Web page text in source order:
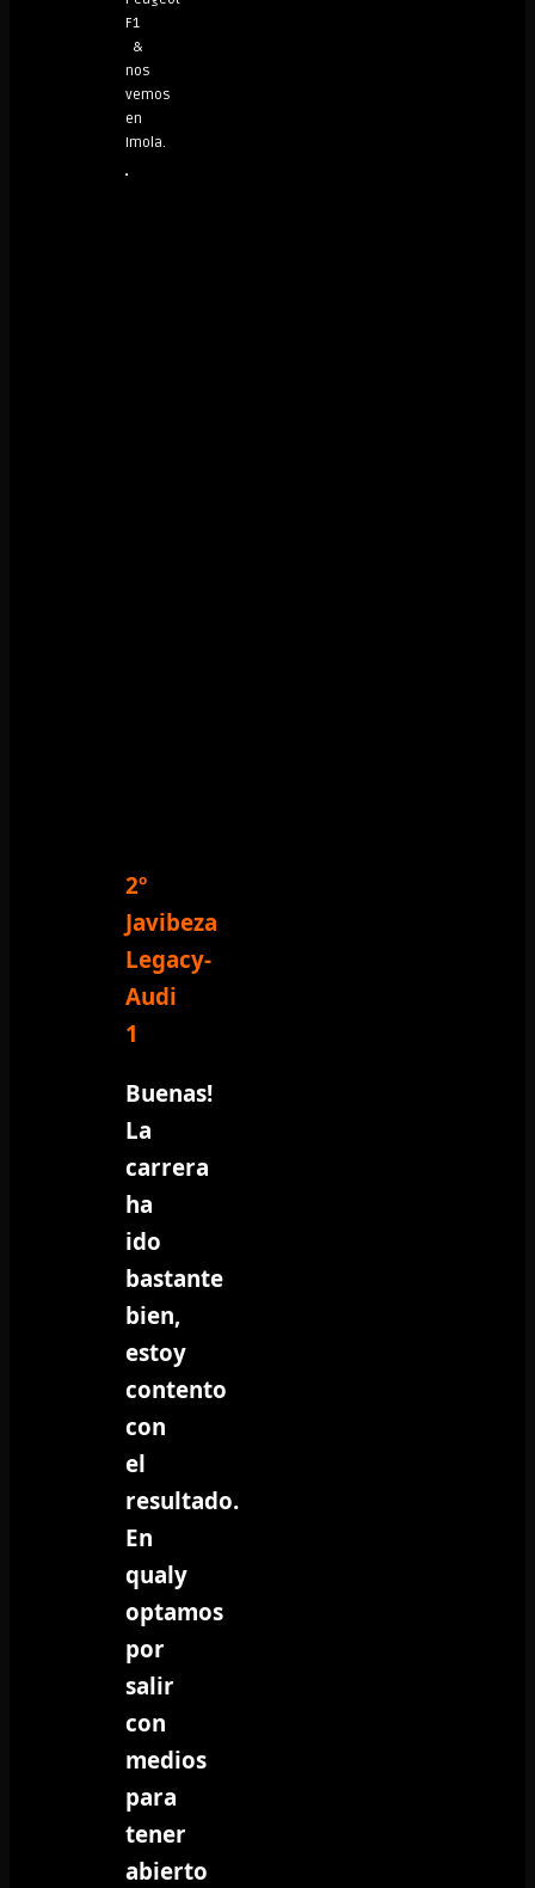
F1
&
nos
vemos
en
Imola.
2º
Javibeza
Legacy-
Audi
1
Buenas!
La
carrera
ha
ido
bastante
bien,
estoy
contento
con
el
resultado.
En
qualy
optamos
por
salir
con
medios
para
tener
abierto